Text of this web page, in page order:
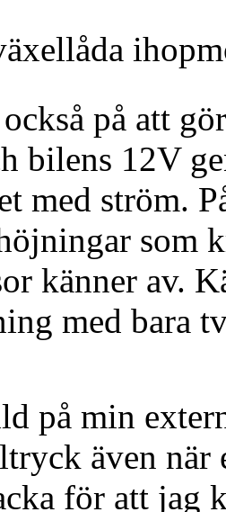
också på att
bilens 12V
med ström.
som
känner av.
med bara
på min
även
för att jag